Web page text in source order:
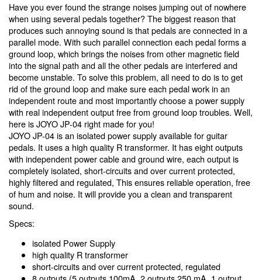
Have you ever found the strange noises jumping out of nowhere
when using several pedals together? The biggest reason that
produces such annoying sound is that pedals are connected in a
parallel mode. With such parallel connection each pedal forms a
ground loop, which brings the noises from other magnetic field
into the signal path and all the other pedals are interfered and
become unstable. To solve this problem, all need to do is to get
rid of the ground loop and make sure each pedal work in an
independent route and most importantly choose a power supply
with real independent output free from ground loop troubles. Well,
here is JOYO JP-04 right made for you!
JOYO JP-04 is an isolated power supply available for guitar
pedals. It uses a high quality R transformer. It has eight outputs
with independent power cable and ground wire, each output is
completely isolated, short-circuits and over current protected,
highly filtered and regulated, This ensures reliable operation, free
of hum and noise. It will provide you a clean and transparent
sound.
Specs:
isolated Power Supply
high quality R transformer
short-circuits and over current protected, regulated